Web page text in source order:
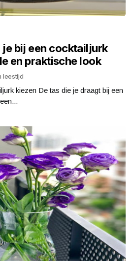
bij een cocktailjurk
en praktische look
leestijd
kiezen De tas die je draagt bij een